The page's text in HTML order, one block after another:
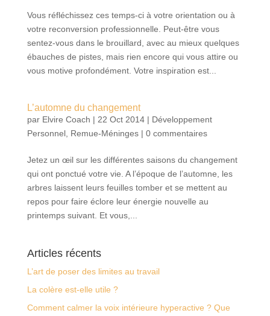
Vous réfléchissez ces temps-ci à votre orientation ou à
votre reconversion professionnelle. Peut-être vous
sentez-vous dans le brouillard, avec au mieux quelques
ébauches de pistes, mais rien encore qui vous attire ou
vous motive profondément. Votre inspiration est...
L’automne du changement
par Elvire Coach | 22 Oct 2014| Développement
Personnel, Remue-Méninges| 0 commentaires
Jetez un œil sur les différentes saisons du changement
qui ont ponctué votre vie. A l’époque de l’automne, les
arbres laissent leurs feuilles tomber et se mettent au
repos pour faire éclore leur énergie nouvelle au
printemps suivant. Et vous,...
Articles récents
L’art de poser des limites au travail
La colère est-elle utile ?
Comment calmer la voix intérieure hyperactive ? Que